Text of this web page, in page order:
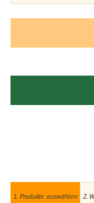
1. Produkte auswählen 2.